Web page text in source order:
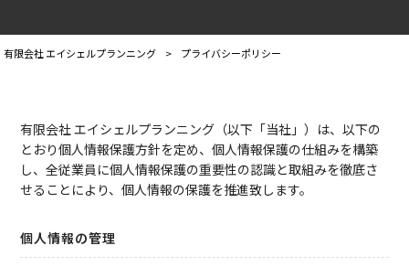
有限会社 エイシェルプランニング > プライバシーポリシー
有限会社 エイシェルプランニング（以下「当社」）は、以下の
とおり個人情報保護方針を定め、個人情報保護の仕組みを構築
し、全従業員に個人情報保護の重要性の認識と取組みを徹底さ
せることにより、個人情報の保護を推進致します。
個人情報の管理